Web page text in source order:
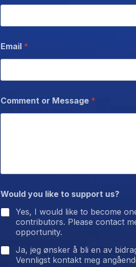
Email *
Comment or Message *
Would you like to support us?
Yes, I would like to become
contributors. Please contact
opportunity.
Ja, jeg ønsker å bli en av
Vennligst kontakt meg